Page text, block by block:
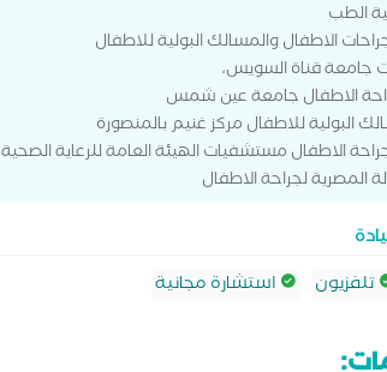
الطب
الاطفال والمسالك البولية للاطفال
جامعة قناة السويس،
الاطفال جامعة عين شمس
البولية للاطفال مركز غنيم بالمنصورة
الاطفال مستشفيات الهيئة العامة للرعاية الصحية
المصرية لجراحة الاطفال
تلفزيون استشارة مجانية